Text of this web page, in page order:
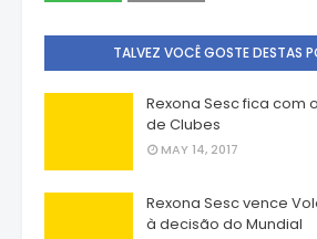
TALVEZ VOCÊ GOSTE DESTAS
Rexona Sesc fica com
de Clubes
MAY 14, 2017
Rexona Sesc vence
à decisão do Mundial